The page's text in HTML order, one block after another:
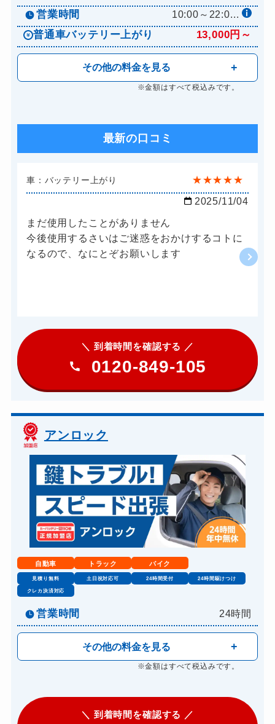
営業時間 10:00～22:0...
普通車バッテリー上がり 13,000円～
その他の料金を見る
※金額はすべて税込みです。
最新の口コミ
車：バッテリー上がり ★★★★★
2025/11/04
まだ使用したことがありません
今後使用するさいはご迷惑をおかけするコトに
なるので、なにとぞお願いします
＼ 到着時間を確認する ／
0120-849-105
アンロック
自動車 トラック バイク
見積り無料 土日祝対応可 24時間受付 24時間駆けつけ
クレカ決済対応
営業時間 24時間
その他の料金を見る
※金額はすべて税込みです。
＼ 到着時間を確認する ／